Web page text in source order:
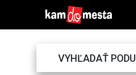
VYHĽADAŤ